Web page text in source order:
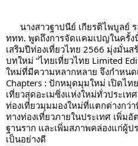
ททท. พูดถึงการจัดแคมเปญในครั้ง
เสริมปีท่องเที่ยวไทย 2566 มุ่งมั่นส
บทใหม่ “ไทยเที่ยวไทย Limited
ใหม่ที่มีความหลากหลาย จึงกำหน
Chapters : ปักหมุดมุมใหม่ เปิดไท
เที่ยวสุดอะเมซิ่งแห่งใหม่ทั่วประเ
ท่องเที่ยวมุมมองใหม่ที่แตกต่างกว่
ทางท่องเที่ยวภายในประเทศ เพิ่ม
ฐานราก และเพิ่มสภาพคล่องแก่ผู้ป
เป็นอย่างดี